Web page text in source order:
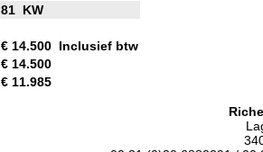
81 KW
€ 14.500 Inclusief btw
€ 14.500
€ 11.985